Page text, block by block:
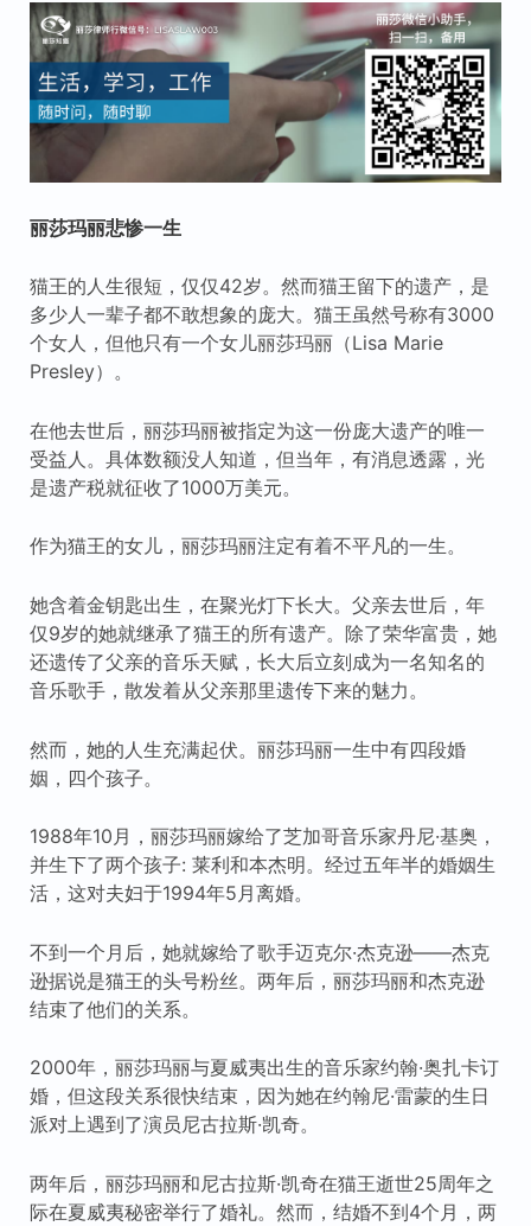
丽莎玛丽悲惨一生
猫王的人生很短，仅仅42岁。然而猫王留下的遗产，是
多少人一辈子都不敢想象的庞大。猫王虽然号称有3000
个女人，但他只有一个女儿丽莎玛丽（Lisa Marie
Presley）。
在他去世后，丽莎玛丽被指定为这一份庞大遗产的唯一
受益人。具体数额没人知道，但当年，有消息透露，光
是遗产税就征收了1000万美元。
作为猫王的女儿，丽莎玛丽注定有着不平凡的一生。
她含着金钥匙出生，在聚光灯下长大。父亲去世后，年
仅9岁的她就继承了猫王的所有遗产。除了荣华富贵，她
还遗传了父亲的音乐天赋，长大后立刻成为一名知名的
音乐歌手，散发着从父亲那里遗传下来的魅力。
然而，她的人生充满起伏。丽莎玛丽一生中有四段婚
姻，四个孩子。
1988年10月，丽莎玛丽嫁给了芝加哥音乐家丹尼·基奥，
并生下了两个孩子: 莱利和本杰明。经过五年半的婚姻生
活，这对夫妇于1994年5月离婚。
不到一个月后，她就嫁给了歌手迈克尔·杰克逊——杰克
逊据说是猫王的头号粉丝。两年后，丽莎玛丽和杰克逊
结束了他们的关系。
2000年，丽莎玛丽与夏威夷出生的音乐家约翰·奥扎卡订
婚，但这段关系很快结束，因为她在约翰尼·雷蒙的生日
派对上遇到了演员尼古拉斯·凯奇。
两年后，丽莎玛丽和尼古拉斯·凯奇在猫王逝世25周年之
际在夏威夷秘密举行了婚礼。然而，结婚不到4个月，两